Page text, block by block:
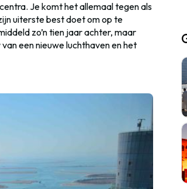
Je komt het allemaal tegen als
uiterste best doet om op te
zo’n tien jaar achter, maar
een nieuwe luchthaven en het